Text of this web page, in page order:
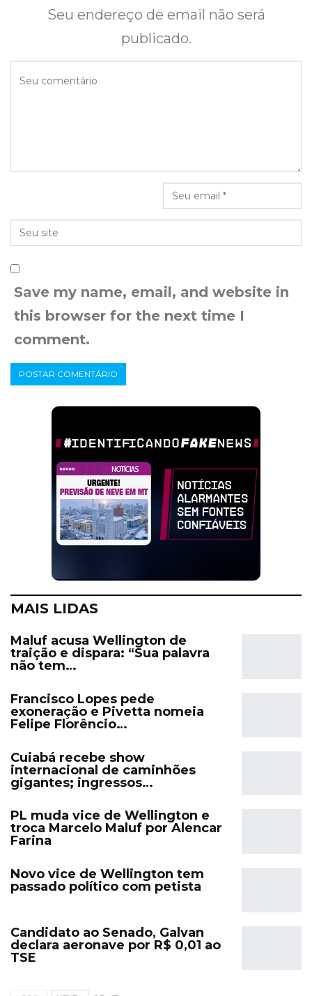
Seu endereço de email não será
publicado.
Save my name, email, and website in
this browser for the next time I
comment.
MAIS LIDAS
Maluf acusa Wellington de
traição e dispara: “Sua palavra
não tem…
Francisco Lopes pede
exoneração e Pivetta nomeia
Felipe Florêncio…
Cuiabá recebe show
internacional de caminhões
gigantes; ingressos…
PL muda vice de Wellington e
troca Marcelo Maluf por Alencar
Farina
Novo vice de Wellington tem
passado político com petista
Candidato ao Senado, Galvan
declara aeronave por R$ 0,01 ao
TSE